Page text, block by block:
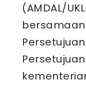
(AMDAL/